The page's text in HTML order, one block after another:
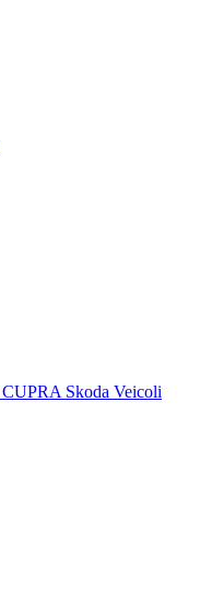
CUPRA Skoda Veicoli